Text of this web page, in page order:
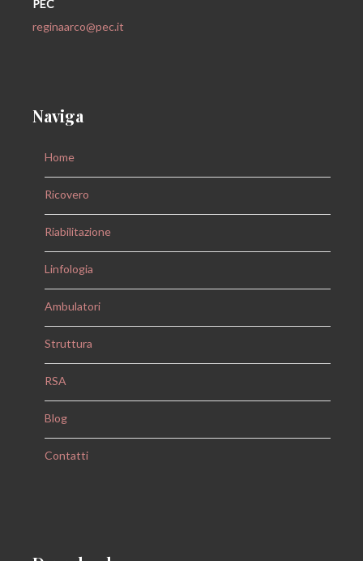
PEC
reginaarco@pec.it
Naviga
Home
Ricovero
Riabilitazione
Linfologia
Ambulatori
Struttura
RSA
Blog
Contatti